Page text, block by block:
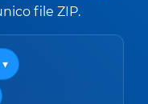
file ZIP.